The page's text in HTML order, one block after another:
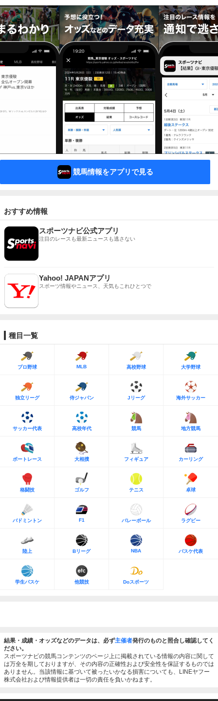
競馬情報をアプリで見る
おすすめ情報
スポーツナビ公式アプリ
注目のレースも最新ニュースも逃さない
Yahoo! JAPANアプリ
スポーツ情報やニュース、天気もこれひとつで
種目一覧
プロ野球 MLB 高校野球 大学野球
独立リーグ 侍ジャパン Jリーグ 海外サッカー
サッカー代表 高校年代 競馬 地方競馬
ボートレース 大相撲 フィギュア カーリング
格闘技 ゴルフ テニス 卓球
バドミントン F1 バレーボール ラグビー
陸上 Bリーグ NBA バスケ代表
学生バスケ 他競技 Doスポーツ
結果・成績・オッズなどのデータは、必ず主催者発行のものと照合し確認してく
ださい。
スポーツナビの競馬コンテンツのページ上に掲載されている情報の内容に関して
は万全を期しておりますが、その内容の正確性および安全性を保証するものでは
ありません。当該情報に基づいて被ったいかなる損害についても、LINEヤフー
株式会社および情報提供者は一切の責任を負いかねます。